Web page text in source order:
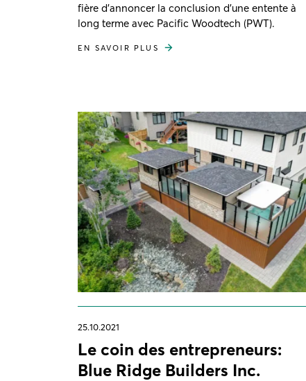
fière d’annoncer la conclusion d’une entente à
long terme avec Pacific Woodtech (PWT).
EN SAVOIR PLUS
25.10.2021
Le coin des entrepreneurs:
Blue Ridge Builders Inc.